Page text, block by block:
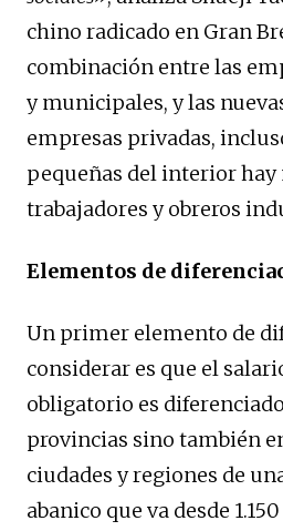
chino radicado en Gran
combinación entre las
y municipales, y las
empresas privadas,
pequeñas del interior hay
trabajadores y obreros
Elementos de
Un primer elemento de
considerar es que el
obligatorio es
provincias sino también
ciudades y regiones de
abanico que va desde